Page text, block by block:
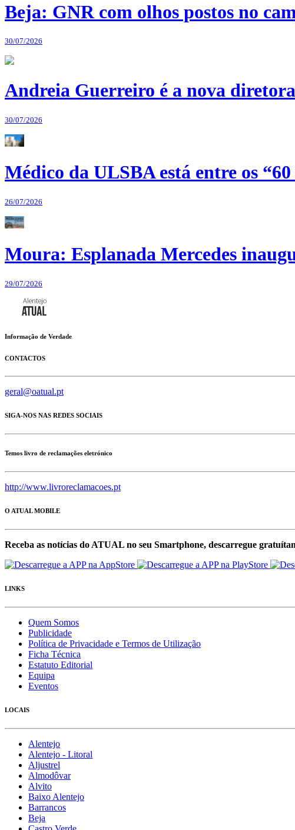
Beja: GNR com olhos postos no
30/07/2026
Andreia Guerreiro é a nova
30/07/2026
Médico da ULSBA está entre os
26/07/2026
Moura: Esplanada Mercedes
29/07/2026
Informação de Verdade
CONTACTOS
geral@oatual.pt
SIGA-NOS NAS REDES SOCIAIS
Temos livro de reclamações eletrónico
http://www.livroreclamacoes.pt
O ATUAL MOBILE
Receba as notícias do ATUAL no seu Smartphone, descarregue
LINKS
Quem Somos
Publicidade
Política de Privacidade e Termos de Utilização
Ficha Técnica
Estatuto Editorial
Equipa
Eventos
LOCAIS
Alentejo
Alentejo - Litoral
Aljustrel
Almodôvar
Alvito
Baixo Alentejo
Barrancos
Beja